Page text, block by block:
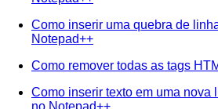
Como inserir uma quebra de
Notepad++
Como remover todas as tags
Como inserir texto em uma nova
no Notepad++